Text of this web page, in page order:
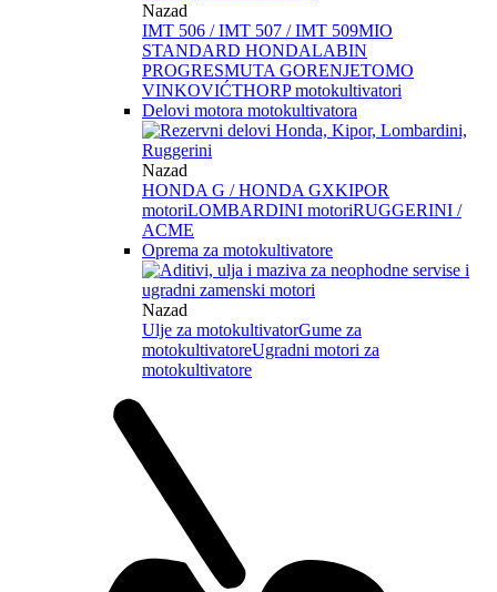
Nazad
IMT 506 / IMT 507 / IMT 509MIO
STANDARD HONDALABIN
PROGRESMUTA GORENJETOMO
VINKOVIĆTHORP motokultivatori
Delovi motora motokultivatora
Nazad
HONDA G / HONDA GXKIPOR
motoriLOMBARDINI motoriRUGGERINI /
ACME
Oprema za motokultivatore
Nazad
Ulje za motokultivatorGume za
motokultivatoreUgradni motori za
motokultivatore